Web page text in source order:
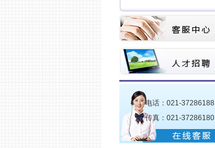
电话：021-37286188
传真：021-37286180